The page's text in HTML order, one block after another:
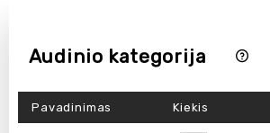
Audinio kategorija
Pavadinimas Kiekis